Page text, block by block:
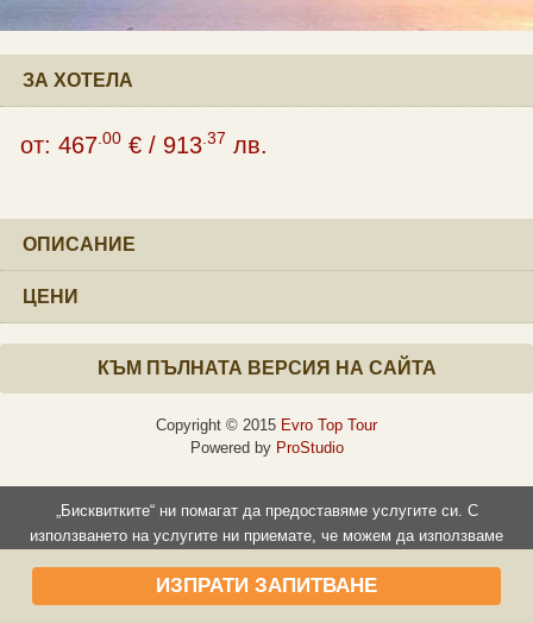
ЗА ХОТЕЛА
от: 467 .00 € / 913 .37 лв.
ОПИСАНИЕ
ЦЕНИ
ИЗПРАТИ ЗАПИТВАНЕ
КЪМ ПЪЛНАТА ВЕРСИЯ НА САЙТА
Copyright © 2015 Evro Top Tour
Powered by ProStudio
„Бисквитките“ ни помагат да предоставяме услугите си. С
използването на услугите ни приемате, че можем да използваме
Прочети повече Съгласен съм